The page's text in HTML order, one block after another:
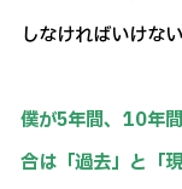
しなければいけな
僕が5年間、10年
合は「過去」と「